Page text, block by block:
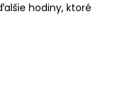
hodiny, ktoré